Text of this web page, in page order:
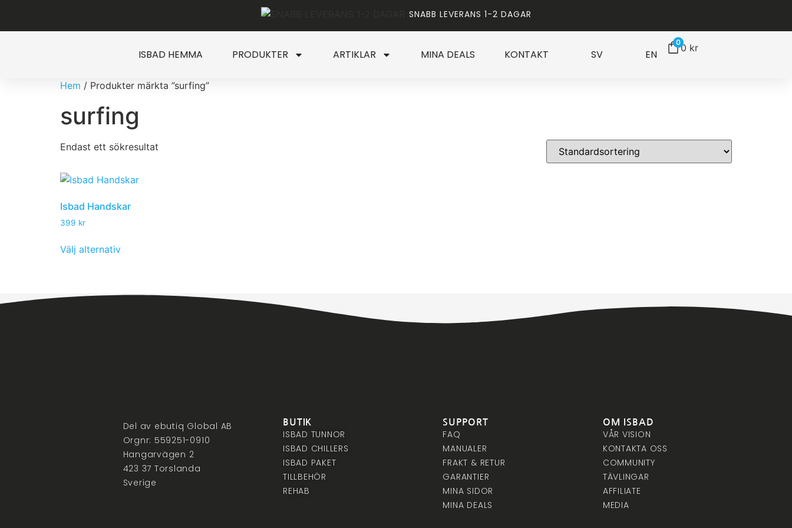
SNABB LEVERANS 1-2 DAGAR
ISBAD HEMMA PRODUKTER ARTIKLAR MINA DEALS KONTAKT SV EN
00 kr
Hem / Produkter märkta ”surfing”
surfing
Endast ett sökresultat
Isbad Handskar
399 kr
Välj alternativ
Del av ebutiq Global AB
Orgnr: 559251-0910
Hangarvägen 2
423 37 Torslanda
Sverige
BUTIK
ISBAD TUNNOR
ISBAD CHILLERS
ISBAD PAKET
TILLBEHÖR
REHAB
SUPPORT
FAQ
MANUALER
FRAKT & RETUR
GARANTIER
MINA SIDOR
MINA DEALS
OM ISBAD
VÅR VISION
KONTAKTA OSS
COMMUNITY
TÄVLINGAR
AFFILIATE
MEDIA